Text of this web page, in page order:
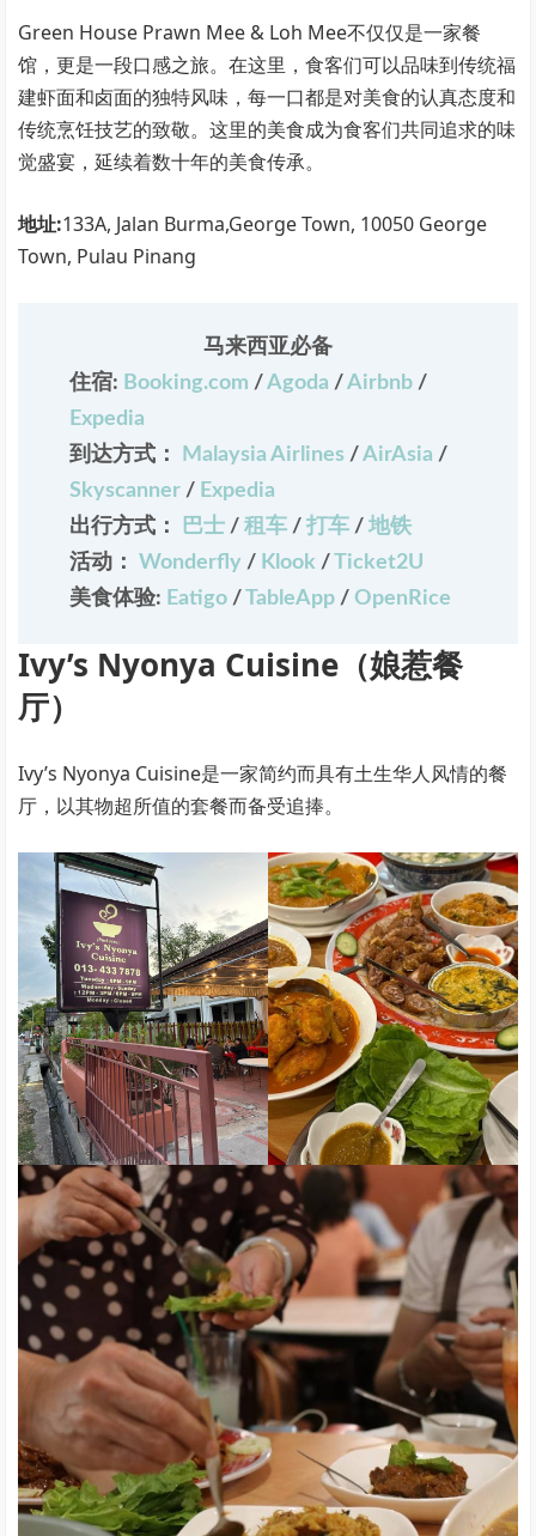
Green House Prawn Mee & Loh Mee不仅仅是一家餐
馆，更是一段口感之旅。在这里，食客们可以品味到传统福
建虾面和卤面的独特风味，每一口都是对美食的认真态度和
传统烹饪技艺的致敬。这里的美食成为食客们共同追求的味
觉盛宴，延续着数十年的美食传承。
地址:133A, Jalan Burma,George Town, 10050 George
Town, Pulau Pinang
马来西亚必备
住宿: Booking.com /Agoda /Airbnb /
Expedia
到达方式：
Malaysia Airlines /AirAsia /
Skyscanner / Expedia
出行方式：
巴士 /租车 /打车 /地铁
活动： Wonderfly / Klook /
Ticket2U
美食体验: Eatigo / TableApp /OpenRice
Ivy’s Nyonya Cuisine（娘惹餐
厅）
Ivy’s Nyonya Cuisine是一家简约而具有土生华人风情的餐
厅，以其物超所值的套餐而备受追捧。